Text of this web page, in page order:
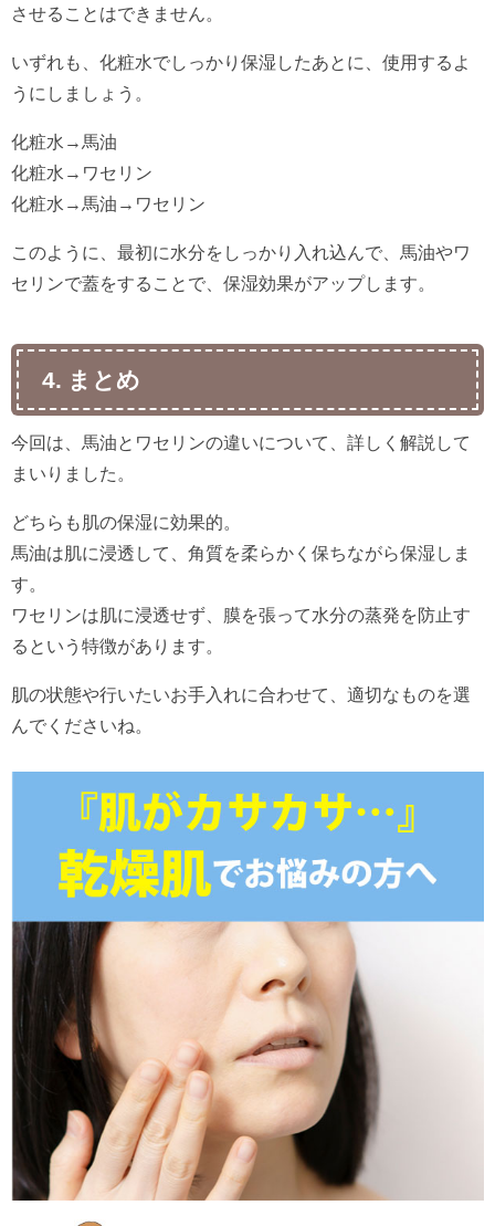
させることはできません。
いずれも、化粧水でしっかり保湿したあとに、使用するよ
うにしましょう。
化粧水→馬油
化粧水→ワセリン
化粧水→馬油→ワセリン
このように、最初に水分をしっかり入れ込んで、馬油やワ
セリンで蓋をすることで、保湿効果がアップします。
4. まとめ
今回は、馬油とワセリンの違いについて、詳しく解説して
まいりました。
どちらも肌の保湿に効果的。
馬油は肌に浸透して、角質を柔らかく保ちながら保湿しま
す。
ワセリンは肌に浸透せず、膜を張って水分の蒸発を防止す
るという特徴があります。
肌の状態や行いたいお手入れに合わせて、適切なものを選
んでくださいね。